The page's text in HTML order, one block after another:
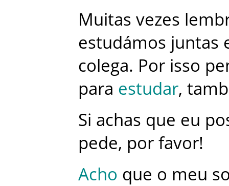
Muitas vezes
estudámos juntas
colega. Por isso
para estudar,
Si achas que eu
pede, por favor!
Acho que o meu